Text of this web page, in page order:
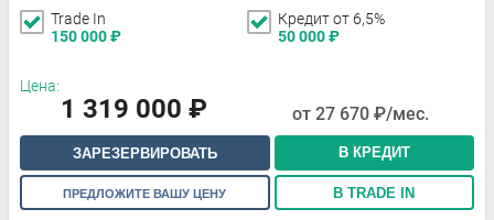
Trade In
150 000₽
Кредит от 6,5%
50 000₽
Цена:
1 319 000 ₽ от 27 670 ₽/мес.
ЗАРЕЗЕРВИРОВАТЬ В КРЕДИТ
ПРЕДЛОЖИТЕ ВАШУ ЦЕНУ В TRADE IN